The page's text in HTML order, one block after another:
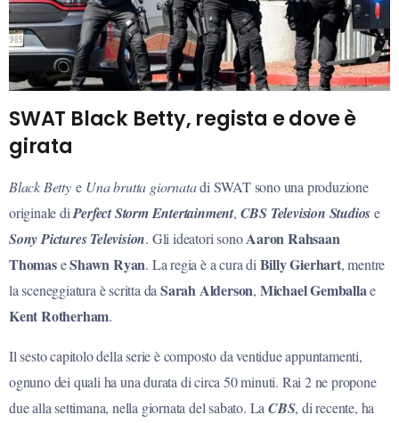
SWAT Black Betty, regista e dove è
girata
Black Betty e Una brutta giornatadi SWATsono una produzione
originale diPerfect Storm Entertainment, CBS Television Studiose
Sony Pictures Television. Gli ideatori sonoAaron Rahsaan
ThomaseShawnRyan. La regia è a cura diBillyGierhart, mentre
la sceneggiatura è scritta daSarahAlderson, MichaelGemballae
KentRotherham.
Il sesto capitolo della serie ècompostoda ventidue appuntamenti,
ognuno dei quali ha una durata di circa 50 minuti. Rai 2 ne propone
due alla settimana, nella giornata del sabato. LaCBS, di recente, ha